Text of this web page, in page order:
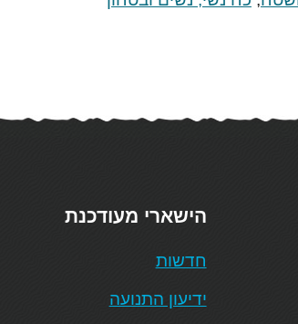
הישארי מעודכנת
חדשות
ידיעון התנועה